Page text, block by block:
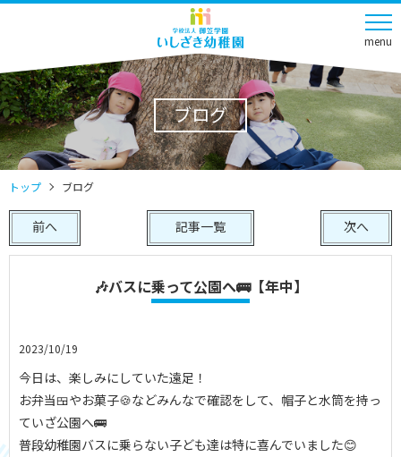
menu
ブログ
トップ ブログ
前へ 次へ
記事一覧
🎶バスに乗って公園へ🚌【年中】
2023/10/19
今日は、楽しみにしていた遠足！
お弁当🍱やお菓子🍪などみんなで確認をして、帽子と水筒を持っ
ていざ公園へ🚌
普段幼稚園バスに乗らない子ども達は特に喜んでいました😊